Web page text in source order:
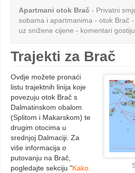
Apartmani otok Brač - Privatni
sobama i apartmanima - otok Brač
uz snižene cijene - komentari
Trajekti za Brač
Ovdje možete pronaći
listu trajektnih linija koje
povezuju otok Brač s
Dalmatinskom obalom
(Splitom i Makarskom) te
drugim otocima u
srednjoj Dalmaciji. Za
više informacija o
putovanju na Brač,
pogledajte sekciju "Kako